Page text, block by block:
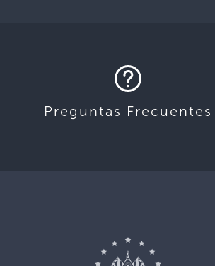
Preguntas Frecuentes